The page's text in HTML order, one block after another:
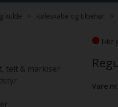
kulde Køleskabe og tilbehør
telt & markiser
Ikke
Vare